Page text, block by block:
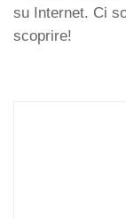
su Internet. Ci
scoprire!